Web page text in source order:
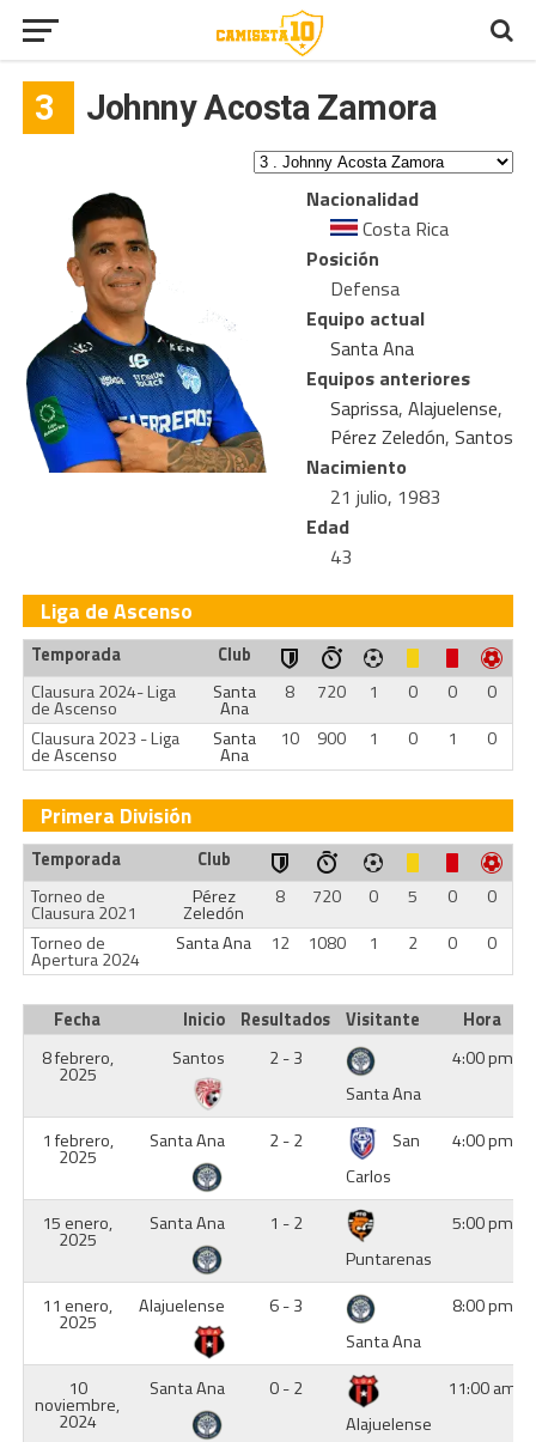
3 Johnny Acosta Zamora
Nacionalidad
Costa Rica
Posición
Defensa
Equipo actual
Santa Ana
Equipos anteriores
Saprissa, Alajuelense,
Pérez Zeledón, Santos
Nacimiento
21 julio, 1983
Edad
43
Liga de Ascenso
Temporada
Club
Clausura 2024- Liga
de Ascenso
Santa
Ana
8 720 1 0 0
0
Clausura 2023 - Liga
de Ascenso
Santa
Ana
10 900 1 0 1 0
Primera División
Temporada
Club
Torneo de
Clausura 2021
Pérez
Zeledón
8 720 0 5 0
0
Torneo de
Apertura 2024
Santa Ana 12 1080 1 2 0 0
Fecha Inicio Resultados Visitante
Hora
8 febrero,
2025
Santos
2 - 3
Santa Ana
4:00 pm
1 febrero,
2025
Santa Ana 2 - 2
San
Carlos
4:00 pm
15 enero,
2025
Santa Ana
1 - 2
Puntarenas
5:00 pm
11 enero,
2025
Alajuelense
6 - 3
Santa Ana
8:00 pm
10
noviembre,
2024
Santa Ana
0 - 2
Alajuelense
11:00 am